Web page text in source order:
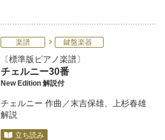
楽譜 鍵盤楽器
標準版ピアノ楽譜
チェルニー30番
New Edition 解説付
チェルニー 作曲／末吉保雄
上杉春雄
解説
立ち読み